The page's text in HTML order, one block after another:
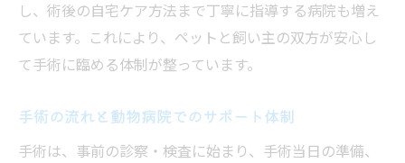
し、術後の自宅ケア方法まで丁寧に指導する病院も増え
ています。これにより、ペットと飼い主の双方が安心し
て手術に臨める体制が整っています。
手術の流れと動物病院でのサポート体制
手術は、事前の診察・検査に始まり、手術当日の準備、